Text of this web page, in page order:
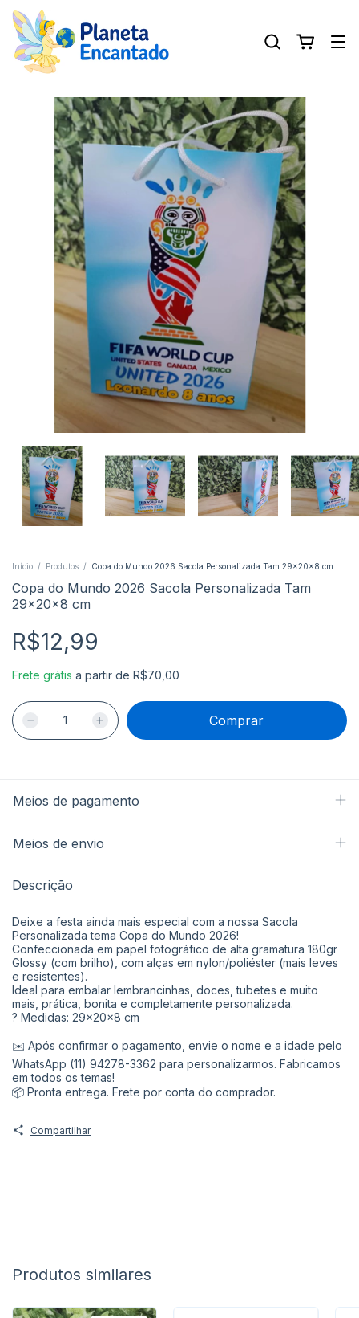
Início / Produtos / Copa do Mundo 2026 Sacola Personalizada Tam 29x20x8 cm
Copa do Mundo 2026 Sacola Personalizada Tam
29x20x8 cm
R$12,99
Frete grátis a partir de R$70,00
Meios de pagamento
Meios de envio
Descrição
Deixe a festa ainda mais especial com a nossa Sacola
Personalizada tema Copa do Mundo 2026!
Confeccionada em papel fotográfico de alta gramatura 180gr
Glossy (com brilho), com alças em nylon/poliéster (mais leves
e resistentes).
Ideal para embalar lembrancinhas, doces, tubetes e muito
mais, prática, bonita e completamente personalizada.
? Medidas: 29x20x8 cm
✉️ Após confirmar o pagamento, envie o nome e a idade pelo
WhatsApp (11) 94278-3362 para personalizarmos. Fabricamos
em todos os temas!
📦 Pronta entrega. Frete por conta do comprador.
Compartilhar
Produtos similares